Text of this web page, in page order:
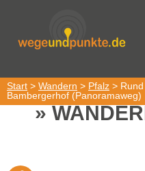
Start > Wandern > Pfalz >
Bambergerhof (Panoramaweg)